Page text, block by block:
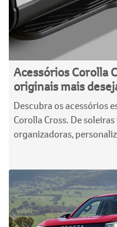
Acessórios Corolla
originais mais
Descubra os acessórios
Corolla Cross. De
organizadoras,